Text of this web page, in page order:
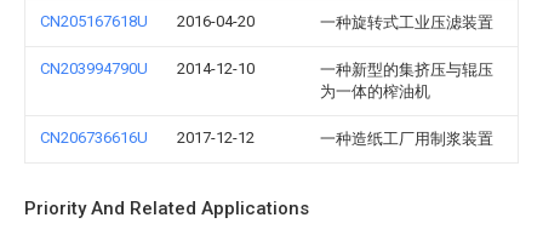
CN205167618U 2016-04-20 一种旋转式工业压滤装置
CN203994790U 2014-12-10
一种新型的集挤压与辊压
为一体的榨油机
CN206736616U 2017-12-12 一种造纸工厂用制浆装置
Priority And Related Applications